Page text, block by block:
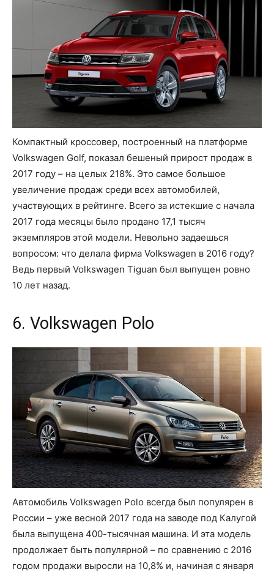
Компактный кроссовер, построенный на платформе
Volkswagen Golf, показал бешеный прирост продаж в
2017 году – на целых 218%. Это самое большое
увеличение продаж среди всех автомобилей,
участвующих в рейтинге. Всего за истекшие с начала
2017 года месяцы было продано 17,1 тысяч
экземпляров этой модели. Невольно задаешься
вопросом: что делала фирма Volkswagen в 2016 году?
Ведь первый Volkswagen Tiguan был выпущен ровно
10 лет назад.
6. Volkswagen Polo
Автомобиль Volkswagen Polo всегда был популярен в
России – уже весной 2017 года на заводе под Калугой
была выпущена 400-тысячная машина. И эта модель
продолжает быть популярной – по сравнению с 2016
годом продажи выросли на 10,8% и, начиная с января